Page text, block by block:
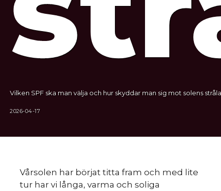
Vilken SPF ska man välja och hur skyddar man sig mot solens
2026-04-17
Vårsolen har börjat titta fram och med lite
tur har vi långa, varma och soliga